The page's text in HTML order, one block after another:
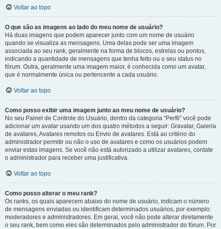
Voltar ao topo
O que são as imagens ao lado do meu nome de usuário?
Há duas imagens que podem aparecer junto com um nome de usuário
quando se visualiza as mensagens. Uma delas pode ser uma imagem
associada ao seu rank, geralmente na forma de blocos, estrelas ou pontos,
indicando a quantidade de mensagens que tenha feito ou o seu status no
fórum. Outra, geralmente uma imagem maior, é conhecida como um avatar,
que é normalmente única ou pertencente a cada usuário.
Voltar ao topo
Como posso exibir uma imagem junto ao meu nome de usuário?
No seu Painel de Controle do Usuário, dentro da categoria “Perfil” você pode
adicionar um avatar usando um dos quatro métodos a seguir: Gravatar, Galeria
de avatares, Avatares remotos ou Envio de avatares. Está ao critério do
administrador permitir ou não o uso de avatares e como os usuários podem
enviar estas imagens. Se você não está autorizado a utilizar avatares, contate
o administrador para receber uma justificativa.
Voltar ao topo
Como posso alterar o meu rank?
Os ranks, os quais aparecem abaixo do nome de usuário, indicam o número
de mensagens enviadas ou identificam determinados usuários, por exemplo:
moderadores e administradores. Em geral, você não pode alterar diretamente
o seu rank, bem como eles são determinados pelo administrador do fórum. Por